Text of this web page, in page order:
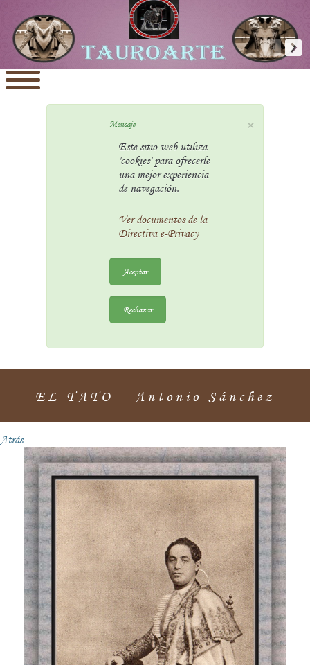
×
Mensaje
Este sitio web utiliza
'cookies' para ofrecerle
una mejor experiencia
de navegación.
Ver documentos de la
Directiva e-Privacy
Aceptar
Rechazar
EL TATO - Antonio Sánchez
Atrás